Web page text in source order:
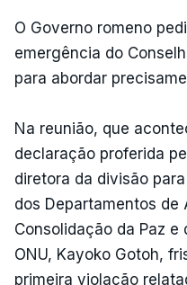
O Governo romeno
emergência do
para abordar
Na reunião, que
declaração proferida
diretora da divisão
dos Departamentos de
Consolidação da Paz e
ONU, Kayoko Gotoh,
primeira violação